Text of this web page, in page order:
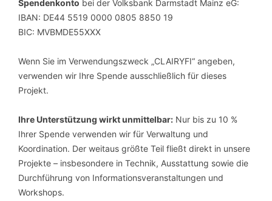
Spendenkonto bei der Volksbank Darmstadt Mainz eG:
IBAN: DE44 5519 0000 0805 8850 19
BIC: MVBMDE55XXX
Wenn Sie im Verwendungszweck „CLAIRYFI“ angeben,
verwenden wir Ihre Spende ausschließlich für dieses
Projekt.
Ihre Unterstützung wirkt unmittelbar: Nur bis zu 10 %
Ihrer Spende verwenden wir für Verwaltung und
Koordination. Der weitaus größte Teil fließt direkt in unsere
Projekte – insbesondere in Technik, Ausstattung sowie die
Durchführung von Informationsveranstaltungen und
Workshops.